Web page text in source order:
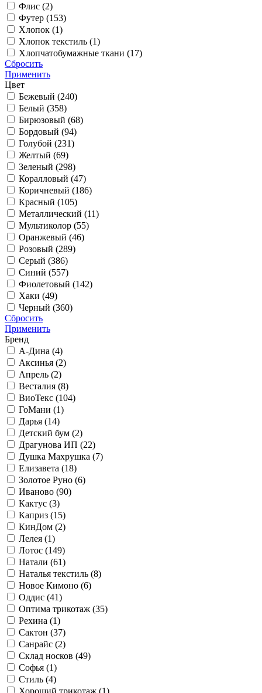
Флис (2)
Футер (153)
Хлопок (1)
Хлопок текстиль (1)
Хлопчатобумажные ткани (17)
Сбросить
Применить
Цвет
Бежевый (240)
Белый (358)
Бирюзовый (68)
Бордовый (94)
Голубой (231)
Желтый (69)
Зеленый (298)
Коралловый (47)
Коричневый (186)
Красный (105)
Металлический (11)
Мультиколор (55)
Оранжевый (46)
Розовый (289)
Серый (386)
Синий (557)
Фиолетовый (142)
Хаки (49)
Черный (360)
Сбросить
Применить
Бренд
А-Дина (4)
Аксинья (2)
Апрель (2)
Весталия (8)
ВиоТекс (104)
ГоМани (1)
Дарья (14)
Детский бум (2)
Драгунова ИП (22)
Душка Махрушка (7)
Елизавета (18)
Золотое Руно (6)
Иваново (90)
Кактус (3)
Каприз (15)
КинДом (2)
Лелея (1)
Лотос (149)
Натали (61)
Наталья текстиль (8)
Новое Кимоно (6)
Оддис (41)
Оптима трикотаж (35)
Рехина (1)
Сактон (37)
Санрайс (2)
Склад носков (49)
Софья (1)
Стиль (4)